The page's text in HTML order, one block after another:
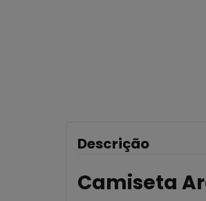
Descrição
Camiseta